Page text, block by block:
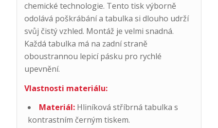
chemické technologie. Tento tisk výborně
odolává poškrábání a tabulka si dlouho udrží
svůj čistý vzhled. Montáž je velmi snadná.
Každá tabulka má na zadní straně
oboustrannou lepicí pásku pro rychlé
upevnění.
Vlastnosti materiálu:
Materiál:Hliníková stříbrná tabulka s
kontrastním černým tiskem.